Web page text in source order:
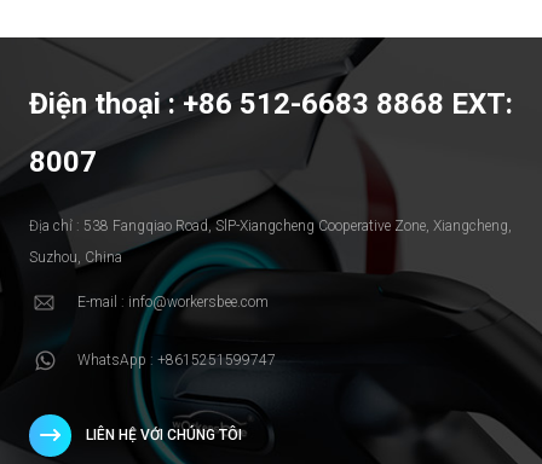
Điện thoại : +86 512-6683 8868 EXT:
8007
Địa chỉ : 538 Fangqiao Road, SlP-Xiangcheng Cooperative Zone, Xiangcheng,
Suzhou, China
E-mail : info@workersbee.com
WhatsApp : +8615251599747
LIÊN HỆ VỚI CHÚNG TÔI